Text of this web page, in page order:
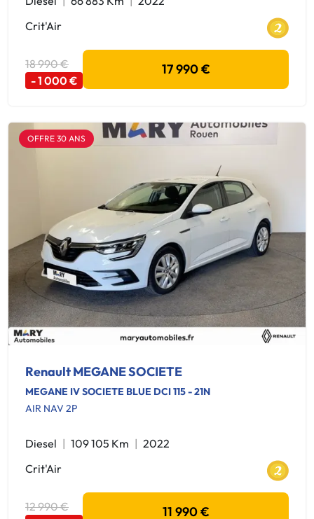
Crit'Air
18 990 €
- 1 000 €
17 990 €
OFFRE 30 ANS
Renault MEGANE SOCIETE
MEGANE IV SOCIETE BLUE DCI 115 - 21N
AIR NAV 2P
Diesel 109 105 Km
2022
Crit'Air
12 990 €
11 990 €